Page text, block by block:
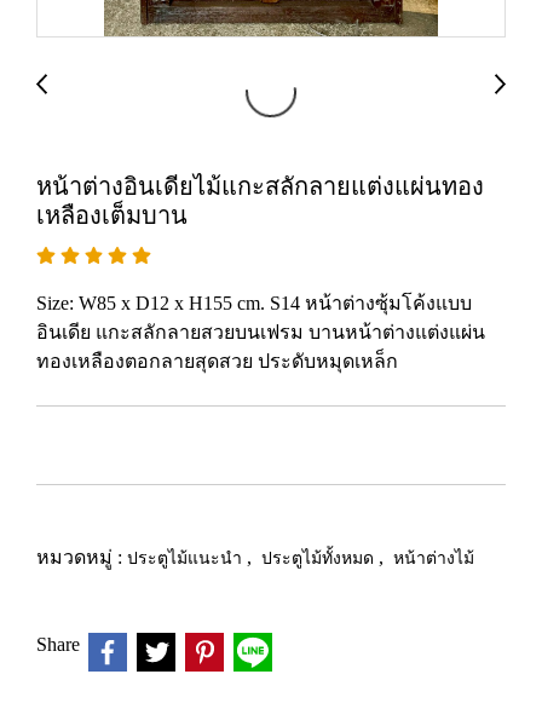
หน้าต่างอินเดียไม้แกะสลักลายแต่งแผ่นทอง
เหลืองเต็มบาน
Size: W85 x D12 x H155 cm. S14 หน้าต่างซุ้มโค้งแบบ
อินเดีย แกะสลักลายสวยบนเฟรม บานหน้าต่างแต่งแผ่น
ทองเหลืองตอกลายสุดสวย ประดับหมุดเหล็ก
หมวดหมู่ : ประตูไม้แนะนำ , ประตูไม้ทั้งหมด , หน้าต่างไม้
Share